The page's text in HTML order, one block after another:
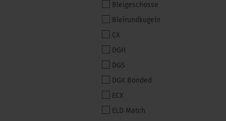
Bleigeschosse
Bleirundkugeln
CX
DGH
DGS
DGX Bonded
ECX
ELD Match